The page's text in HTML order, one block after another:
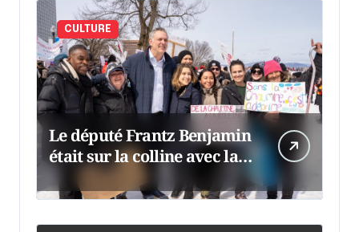
CULTURE
Le député Frantz Benjamin
était sur la colline avec la
chaumine